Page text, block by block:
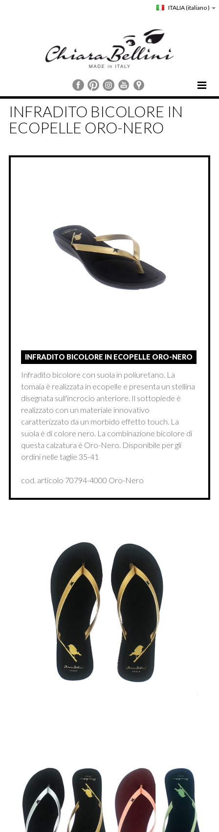
ITALIA(italiano )
HOME
CHIARA BELLINI
COLLEZIONI
STORE LOCATOR
INFRADITO BICOLORE IN
ECOPELLE ORO-NERO
INFRADITO BICOLORE IN ECOPELLE ORO-NERO
Infradito bicolore con suola in poliuretano. La
tomaia è realizzata in ecopelle e presenta un stellina
disegnata sull'incrocio anteriore. Il sottopiede è
realizzato con un materiale innovativo
caratterizzato da un morbido effetto touch. La
suola è di colore nero. La combinazione bicolore di
questa calzatura è Oro-Nero. Disponibile per gli
ordini nelle taglie 35-41
cod. articolo 70794-4000 Oro-Nero